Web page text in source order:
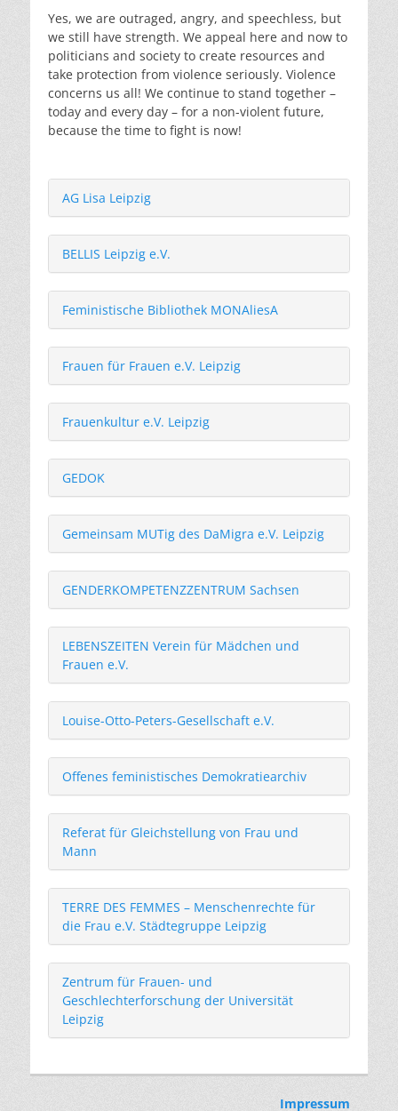
Yes, we are outraged, angry, and speechless, but
we still have strength. We appeal here and now to
politicians and society to create resources and
take protection from violence seriously. Violence
concerns us all! We continue to stand together –
today and every day – for a non-violent future,
because the time to fight is now!
AG Lisa Leipzig
BELLIS Leipzig e.V.
Feministische Bibliothek MONAliesA
Frauen für Frauen e.V. Leipzig
Frauenkultur e.V. Leipzig
GEDOK
Gemeinsam MUTig des DaMigra e.V. Leipzig
GENDERKOMPETENZZENTRUM Sachsen
LEBENSZEITEN Verein für Mädchen und
Frauen e.V.
Louise-Otto-Peters-Gesellschaft e.V.
Offenes feministisches Demokratiearchiv
Referat für Gleichstellung von Frau und
Mann
TERRE DES FEMMES – Menschenrechte für
die Frau e.V. Städtegruppe Leipzig
Zentrum für Frauen- und
Geschlechterforschung der Universität
Leipzig
Impressum